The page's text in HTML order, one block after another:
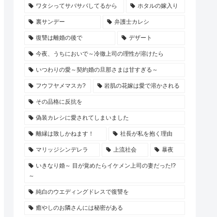
ワタシってサバサバしてるから ホタルの嫁入り
裏サンデー 弁護士カレシ
復讐は離婚の後で デザート
今夜、うちにおいで～冷徹上司の理性が溶けたら
いつわりの愛～契約婚の旦那さまは甘すぎる～
フウフヤメマスカ? 岩肌の花嫁は愛で溶かされる
その品格に反抗を
偽装カレシに愛されてしまいました
離縁は致しかねます！ 社長が私を抱く理由
マリッジシンデレラ 上流社会 暴夜
いきなり婚～ 目が覚めたらイケメン上司の妻だった!?
～
純白のウエディングドレスで復讐を
癒やしのお隣さんには秘密がある